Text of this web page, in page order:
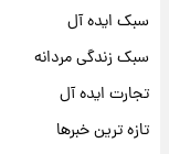
سبک ایده آل
سبک زندگی مردانه
تجارت ایده آل
تازه ترین خبرها